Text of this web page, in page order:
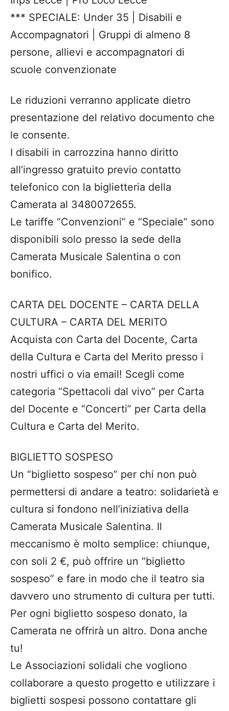
*** SPECIALE: Under 35 | Disabili e
Accompagnatori | Gruppi di almeno 8
persone, allievi e accompagnatori di
scuole convenzionate
Le riduzioni verranno applicate dietro
presentazione del relativo documento che
le consente.
I disabili in carrozzina hanno diritto
all’ingresso gratuito previo contatto
telefonico con la biglietteria della
Camerata al 3480072655.
Le tariffe “Convenzioni” e “Speciale” sono
disponibili solo presso la sede della
Camerata Musicale Salentina o con
bonifico.
CARTA DEL DOCENTE – CARTA DELLA
CULTURA – CARTA DEL MERITO
Acquista con Carta del Docente, Carta
della Cultura e Carta del Merito presso i
nostri uffici o via email! Scegli come
categoria “Spettacoli dal vivo” per Carta
del Docente e “Concerti” per Carta della
Cultura e Carta del Merito.
BIGLIETTO SOSPESO
Un “biglietto sospeso” per chi non può
permettersi di andare a teatro: solidarietà e
cultura si fondono nell’iniziativa della
Camerata Musicale Salentina. Il
meccanismo è molto semplice: chiunque,
con soli 2 €, può offrire un “biglietto
sospeso” e fare in modo che il teatro sia
davvero uno strumento di cultura per tutti.
Per ogni biglietto sospeso donato, la
Camerata ne offrirà un altro. Dona anche
tu!
Le Associazioni solidali che vogliono
collaborare a questo progetto e utilizzare i
biglietti sospesi possono contattare gli